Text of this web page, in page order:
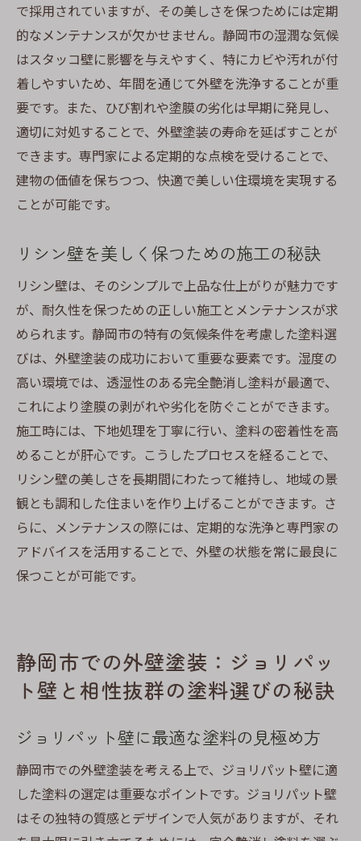
で採用されていますが、その美しさを保つためには定期
的なメンテナンスが欠かせません。静岡市の湿潤な気候
はスタッコ壁に影響を与えやすく、特にカビや汚れが付
着しやすいため、年間を通じて外壁を洗浄することが重
要です。また、ひび割れや塗膜の劣化は早期に発見し、
適切に対処することで、外壁塗装の寿命を延ばすことが
できます。専門家による定期的な点検を受けることで、
建物の価値を保ちつつ、快適で美しい住環境を実現する
ことが可能です。
リシン壁を美しく保つための施工の秘訣
リシン壁は、そのシンプルで上品な仕上がりが魅力です
が、耐久性を保つための正しい施工とメンテナンスが求
められます。静岡市の特有の気候条件を考慮した塗料選
びは、外壁塗装の成功において重要な要素です。湿度の
高い環境では、透湿性のある完全艶消し塗料が最適で、
これにより塗膜の剥がれや劣化を防ぐことができます。
施工時には、下地処理を丁寧に行い、塗料の密着性を高
めることが肝心です。こうしたプロセスを経ることで、
リシン壁の美しさを長期間にわたって維持し、地域の景
観とも調和した住まいを作り上げることができます。さ
らに、メンテナンスの際には、定期的な洗浄と専門家の
アドバイスを活用することで、外壁の状態を常に最良に
保つことが可能です。
静岡市での外壁塗装：ジョリパッ
ト壁と相性抜群の塗料選びの秘訣
ジョリパット壁に最適な塗料の見極め方
静岡市での外壁塗装を考える上で、ジョリパット壁に適
した塗料の選定は重要なポイントです。ジョリパット壁
はその独特の質感とデザインで人気がありますが、それ